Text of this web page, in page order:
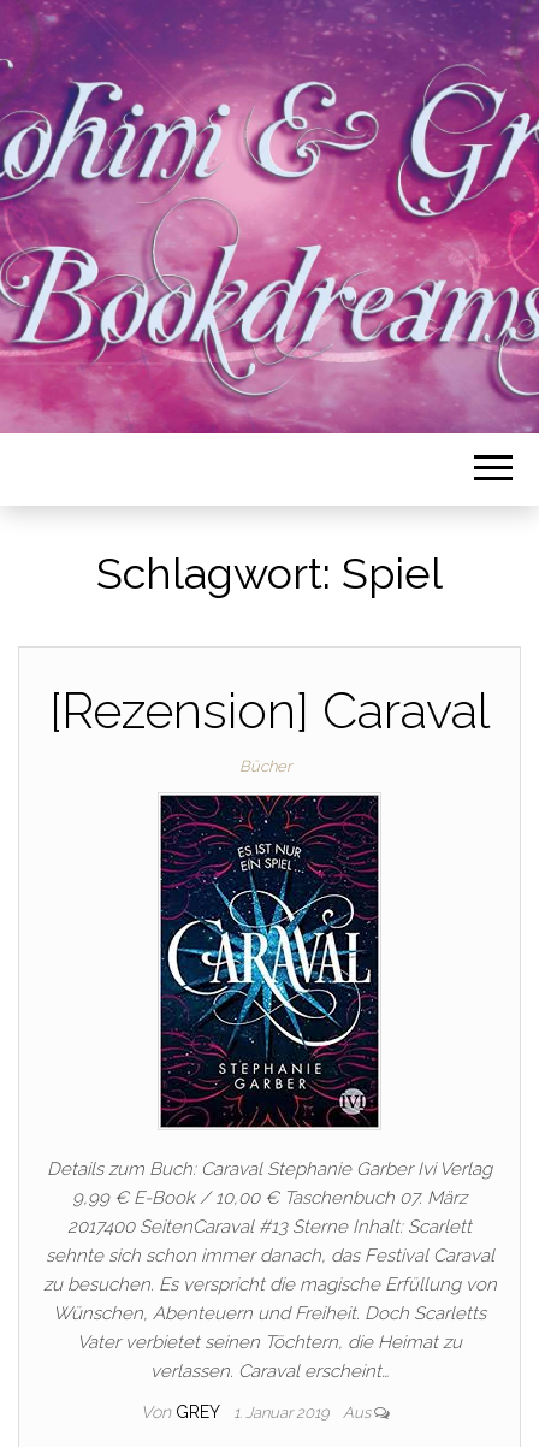
Schlagwort: Spiel
[Rezension] Caraval
Bücher
Details zum Buch: Caraval Stephanie Garber Ivi Verlag
9,99 € E-Book / 10,00 € Taschenbuch 07. März
2017400 SeitenCaraval #13 Sterne Inhalt: Scarlett
sehnte sich schon immer danach, das Festival Caraval
zu besuchen. Es verspricht die magische Erfüllung von
Wünschen, Abenteuern und Freiheit. Doch Scarletts
Vater verbietet seinen Töchtern, die Heimat zu
verlassen. Caraval erscheint…
Von GREY 1. Januar 2019 Aus